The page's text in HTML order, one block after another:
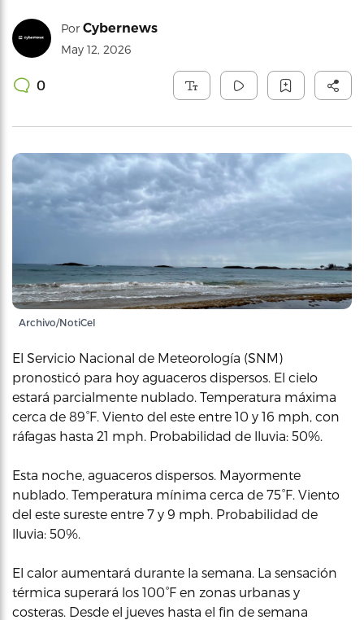
Por Cybernews
May 12, 2026
0
Archivo/NotiCel
El Servicio Nacional de Meteorología (SNM)
pronosticó para hoy aguaceros dispersos. El cielo
estará parcialmente nublado. Temperatura máxima
cerca de 89°F. Viento del este entre 10 y 16 mph, con
ráfagas hasta 21 mph. Probabilidad de lluvia: 50%.
Esta noche, aguaceros dispersos. Mayormente
nublado. Temperatura mínima cerca de 75°F. Viento
del este sureste entre 7 y 9 mph. Probabilidad de
lluvia: 50%.
El calor aumentará durante la semana. La sensación
térmica superará los 100°F en zonas urbanas y
costeras. Desde el jueves hasta el fin de semana